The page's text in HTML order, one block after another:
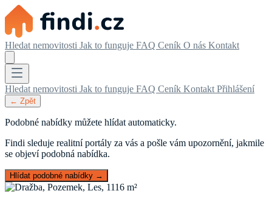
Hledat nemovitosti Jak to funguje FAQ Ceník O nás Kontakt
Hledat nemovitosti Jak to funguje FAQ Ceník Kontakt Přihlášení
← Zpět
Podobné nabídky můžete hlídat automaticky.
Findi sleduje realitní portály za vás a pošle vám upozornění, jakmile
se objeví podobná nabídka.
Hlídat podobné nabídky →